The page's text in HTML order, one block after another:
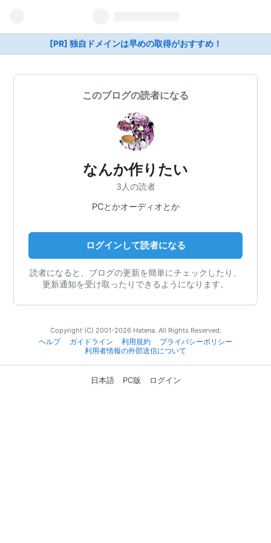
[PR] 独自ドメインは早めの取得がおすすめ！
このブログの読者になる
なんか作りたい
3人の読者
PCとかオーディオとか
ログインして読者になる
読者になると、ブログの更新を簡単にチェックしたり、
更新通知を受け取ったりできるようになります。
Copyright (C) 2001-2026 Hatena. All Rights Reserved.
ヘルプ
ガイドライン 利用規約
プライバシーポリシー
利用者情報の外部送信について
日本語 PC版 ログイン